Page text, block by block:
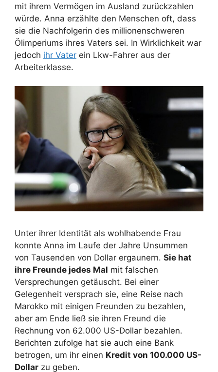
mit ihrem Vermögen im Ausland zurückzahlen
würde. Anna erzählte den Menschen oft, dass
sie die Nachfolgerin des millionenschweren
Ölimperiums ihres Vaters sei. In Wirklichkeit war
jedoch ihr Vater ein Lkw-Fahrer aus der
Arbeiterklasse.
Unter ihrer Identität als wohlhabende Frau
konnte Anna im Laufe der Jahre Unsummen
von Tausenden von Dollar ergaunern. Sie hat
ihre Freunde jedes Mal mit falschen
Versprechungen getäuscht. Bei einer
Gelegenheit versprach sie, eine Reise nach
Marokko mit einigen Freunden zu bezahlen,
aber am Ende ließ sie ihren Freund die
Rechnung von 62.000 US-Dollar bezahlen.
Berichten zufolge hat sie auch eine Bank
betrogen, um ihr einen Kredit von 100.000 US-
Dollar zu geben.